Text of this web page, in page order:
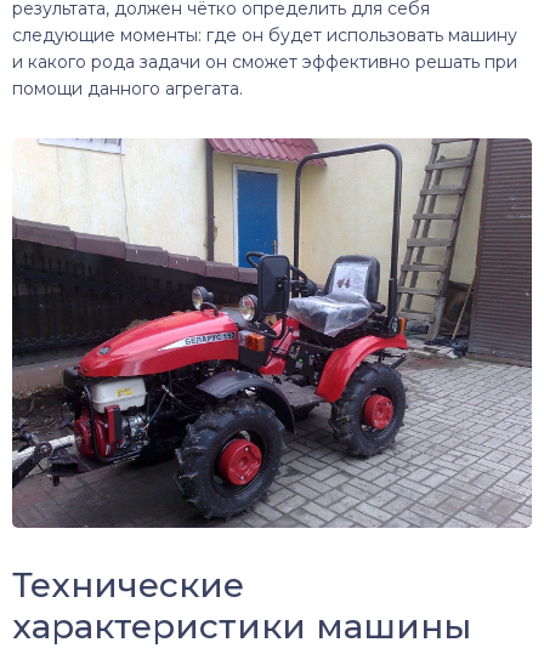
результата, должен чётко определить для себя
следующие моменты: где он будет использовать машину
и какого рода задачи он сможет эффективно решать при
помощи данного агрегата.
Технические
характеристики машины